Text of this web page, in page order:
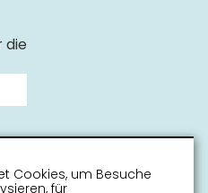
die
Cookies, um Besuche
für